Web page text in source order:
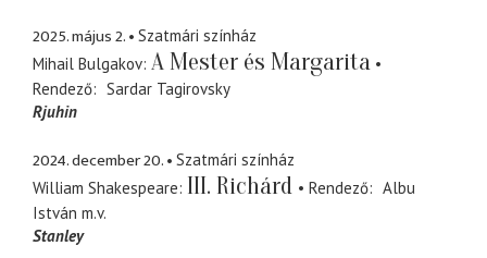
2025. május 2.
Szatmári színház
Mihail Bulgakov A Mester és Margarita
Rendező
Sardar Tagirovsky
Rjuhin
2024. december 20.
Szatmári színház
William Shakespeare III. Richárd Rendező
Albu
István m.v.
Stanley